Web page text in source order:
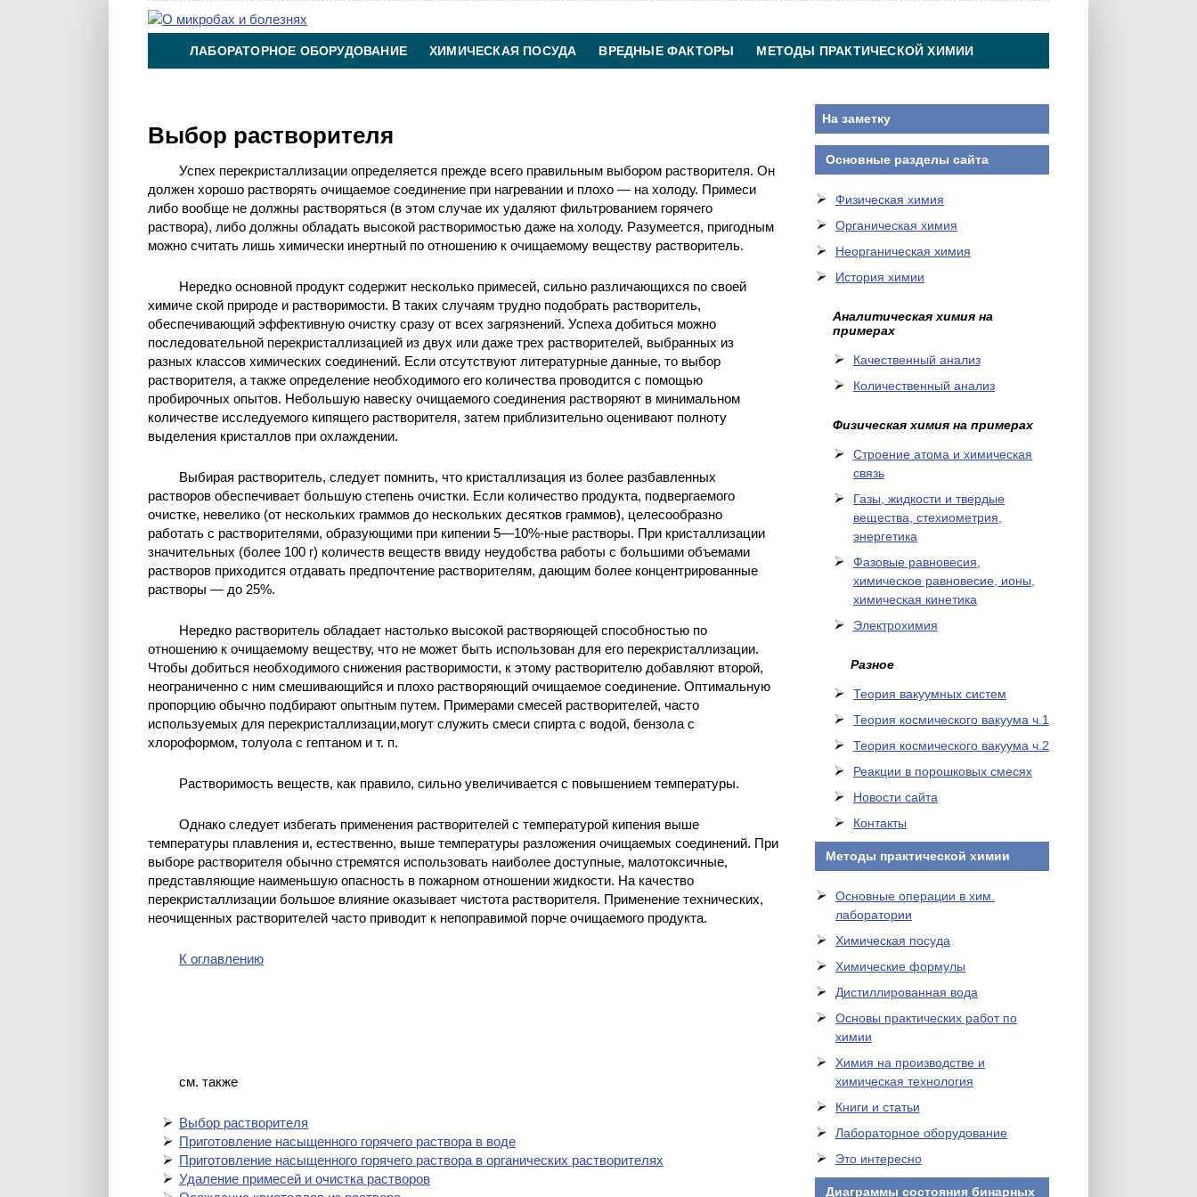
ЛАБОРАТОРНОЕ ОБОРУДОВАНИЕ ХИМИЧЕСКАЯ ПОСУДА ВРЕДНЫЕ ФАКТОРЫ МЕТОДЫ ПРАКТИЧЕСКОЙ ХИМИИ
Выбор растворителя
Успех перекристаллизации определяется прежде всего правильным выбором растворителя. Он
должен хорошо растворять очищаемое соединение при нагревании и плохо — на холоду. Примеси
либо вообще не должны растворяться (в этом случае их удаляют фильтрованием горячего
раствора), либо должны обладать высокой растворимостью даже на холоду. Разумеется, пригодным
можно считать лишь химически инертный по отношению к очищаемому веществу растворитель.
Нередко основной продукт содержит несколько примесей, сильно различающихся по своей
химиче ской природе и растворимости. В таких случаям трудно подобрать растворитель,
обеспечивающий эффективную очистку сразу от всех загрязнений. Успеха добиться можно
последовательной перекристаллизацией из двух или даже трех растворителей, выбранных из
разных классов химических соединений. Если отсутствуют литературные данные, то выбор
растворителя, а также определение необходимого его количества проводится с помощью
пробирочных опытов. Небольшую навеску очищаемого соединения растворяют в минимальном
количестве исследуемого кипящего растворителя, затем приблизительно оценивают полноту
выделения кристаллов при охлаждении.
Выбирая растворитель, следует помнить, что кристаллизация из более разбавленных
растворов обеспечивает большую степень очистки. Если количество продукта, подвергаемого
очистке, невелико (от нескольких граммов до нескольких десятков граммов), целесообразно
работать с растворителями, образующими при кипении 5—10%-ные растворы. При кристаллизации
значительных (более 100 г) количеств веществ ввиду неудобства работы с большими объемами
растворов приходится отдавать предпочтение растворителям, дающим более концентрированные
растворы — до 25%.
Нередко растворитель обладает настолько высокой растворяющей способностью по
отношению к очищаемому веществу, что не может быть использован для его перекристаллизации.
Чтобы добиться необходимого снижения растворимости, к этому растворителю добавляют второй,
неограниченно с ним смешивающийся и плохо растворяющий очищаемое соединение. Оптимальную
пропорцию обычно подбирают опытным путем. Примерами смесей растворителей, часто
используемых для перекристаллизации,могут служить смеси спирта с водой, бензола с
хлороформом, толуола с гептаном и т. п.
Растворимость веществ, как правило, сильно увеличивается с повышением температуры.
Однако следует избегать применения растворителей с температурой кипения выше
температуры плавления и, естественно, выше температуры разложения очищаемых соединений. При
выборе растворителя обычно стремятся использовать наиболее доступные, малотоксичные,
представляющие наименьшую опасность в пожарном отношении жидкости. На качество
перекристаллизации большое влияние оказывает чистота растворителя. Применение технических,
неочищенных растворителей часто приводит к непоправимой порче очищаемого продукта.
К оглавлению
см. также
Выбор растворителя
Приготовление насыщенного горячего раствора в воде
Приготовление насыщенного горячего раствора в органических растворителях
Удаление примеceй и очистка растворов
На заметку
Основные разделы сайта
Физическая химия
Органическая химия
Неорганическая химия
История химии
Аналитическая химия на
примерах
Качественный анализ
Количественный анализ
Физическая химия на примерах
Cтроение атома и химическая
связь
Газы, жидкости и твердые
вещества, стехиометрия,
энергетика
Фазовые равновесия,
химическое равновесие, ионы,
химическая кинетика
Электрохимия
Разное
Теория вакуумных систем
Теория космического вакуума ч.1
Теория космического вакуума ч.2
Реакции в порошковых смесях
Новости сайта
Контакты
Методы практической химии
Основные операции в хим.
лаборатории
Химическая посуда
Химические формулы
Дистиллированная вода
Основы практических работ по
химии
Химия на производстве и
химическая технология
Книги и статьи
Лабораторное оборудование
Это интересно
Диаграммы состояния бинарных